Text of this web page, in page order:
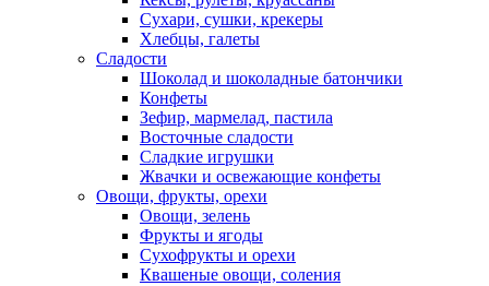
Сухари, сушки, крекеры
Хлебцы, галеты
Сладости
Шоколад и шоколадные батончики
Конфеты
Зефир, мармелад, пастила
Восточные сладости
Сладкие игрушки
Жвачки и освежающие конфеты
Овощи, фрукты, орехи
Овощи, зелень
Фрукты и ягоды
Сухофрукты и орехи
Квашеные овощи, соления